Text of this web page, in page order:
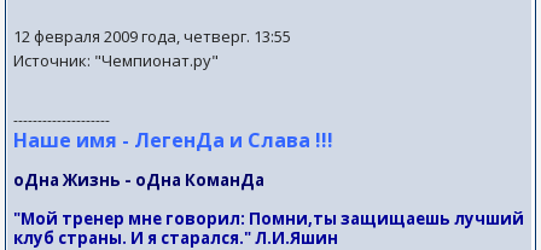
12 февраля 2009 года, четверг. 13:55
Источник: "Чемпионат.ру"
--------------------
Наше имя - ЛегенДа и Слава !!!
оДна Жизнь - оДна КоманДа
"Мой тренер мне говорил: Помни,ты защищаешь лучший
клуб страны. И я старался." Л.И.Яшин